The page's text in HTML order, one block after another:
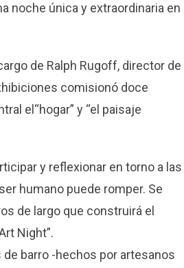
noche única y extraordinaria en
de Ralph Rugoff, director de
comisionó doce
el“hogar” y “el paisaje
y reflexionar en torno a las
humano puede romper. Se
de largo que construirá el
Night”.
barro -hechos por artesanos